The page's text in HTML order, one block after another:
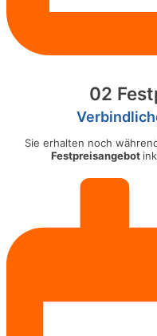
02
Sie erhalten noch
Festpreisangebot